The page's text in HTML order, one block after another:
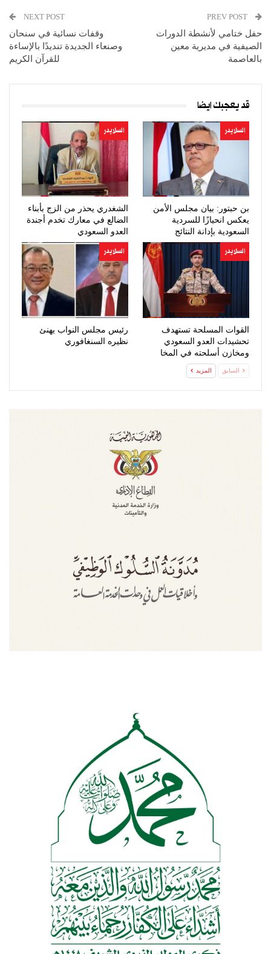
حفل ختامي لأنشطة الدورات
الصيفية في مديرية معين
بالعاصمة
NEXT POST
وقفات نسائية في سنحان
وصنعاء الجديدة تنديدًا بالإساءة
للقرآن الكريم
قد يعجبك ايضا
السلايدر
بن حبتور: بيان مجلس الأمن
يعكس انحيازًا للسردية
السعودية بإدانة النتائج
وتجاهل…
السلايدر
الشغدري يحذر من الزج بأبناء
الضالع في معارك تخدم أجندة
العدو السعودي
السلايدر
القوات المسلحة تستهدف
تحشيدات العدو السعودي
ومخازن أسلحته في المخا
السلايدر
رئيس مجلس النواب يهنئ
نظيره السنغافوري
السابق المزيد